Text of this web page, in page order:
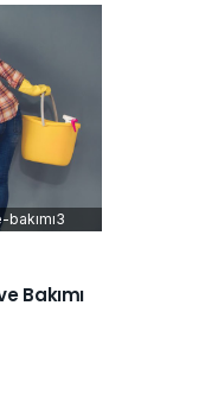
Bakımı